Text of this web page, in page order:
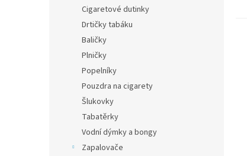
Cigaretové dutinky
Drtičky tabáku
Baličky
Plničky
Popelníky
Pouzdra na cigarety
Šlukovky
Tabatěrky
Vodní dýmky a bongy
Zapalovače